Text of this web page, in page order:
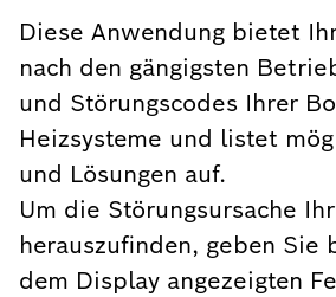
Diese Anwendung bietet
nach den gängigsten
und Störungscodes Ihrer
Heizsysteme und listet
und Lösungen auf.
Um die Störungsursache
herauszufinden, geben Sie
dem Display angezeigten